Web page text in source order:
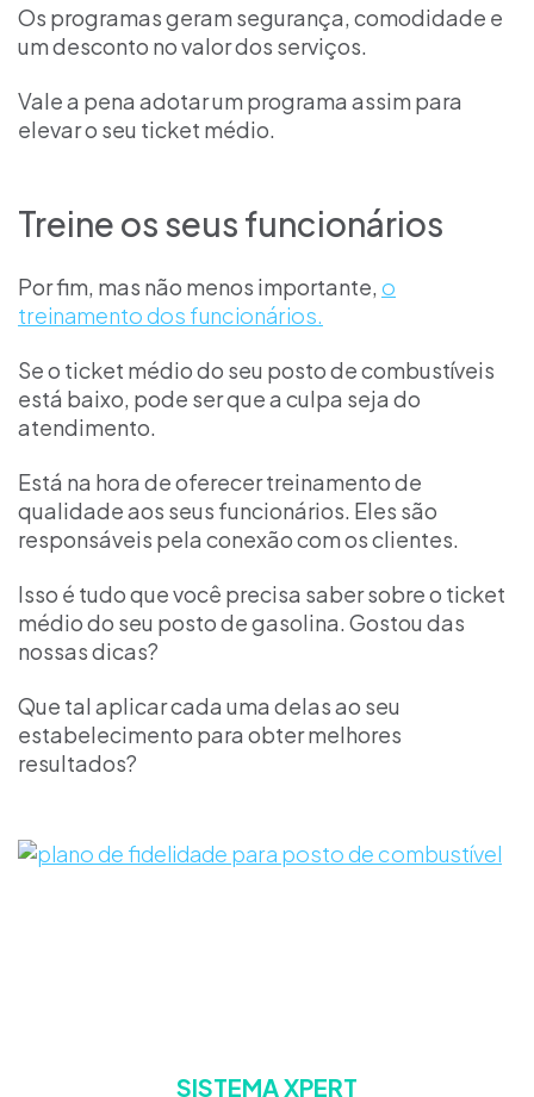
SISTEMA XPERT
Os programas geram segurança, comodidade e
um desconto no valor dos serviços.
Vale a pena adotar um programa assim para
elevar o seu ticket médio.
Treine os seus funcionários
Por fim, mas não menos importante, o
treinamento dos funcionários.
Se o ticket médio do seu posto de combustíveis
está baixo, pode ser que a culpa seja do
atendimento.
Está na hora de oferecer treinamento de
qualidade aos seus funcionários. Eles são
responsáveis pela conexão com os clientes.
Isso é tudo que você precisa saber sobre o ticket
médio do seu posto de gasolina. Gostou das
nossas dicas?
Que tal aplicar cada uma delas ao seu
estabelecimento para obter melhores
resultados?